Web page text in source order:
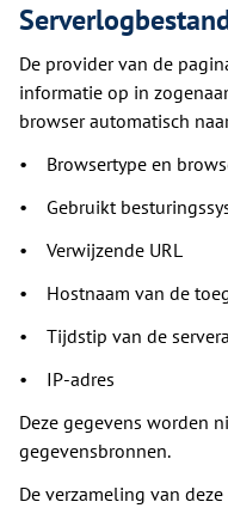
De provider van de
informatie op in
browser automatisch
• Browsertype en
• Gebruikt
• Verwijzende URL
• Hostnaam van de
• Tijdstip van de
• IP-adres
Deze gegevens worden
gegevensbronnen.
De verzameling van